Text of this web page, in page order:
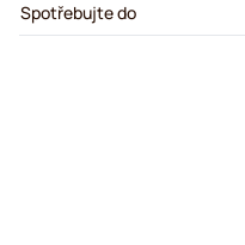
Spotřebujte do